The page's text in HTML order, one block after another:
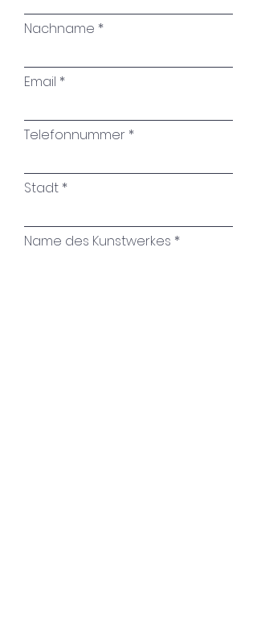
Nachname
Email
Telefonnummer
Stadt
Name des Kunstwerkes